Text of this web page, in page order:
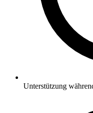
Unterstützung